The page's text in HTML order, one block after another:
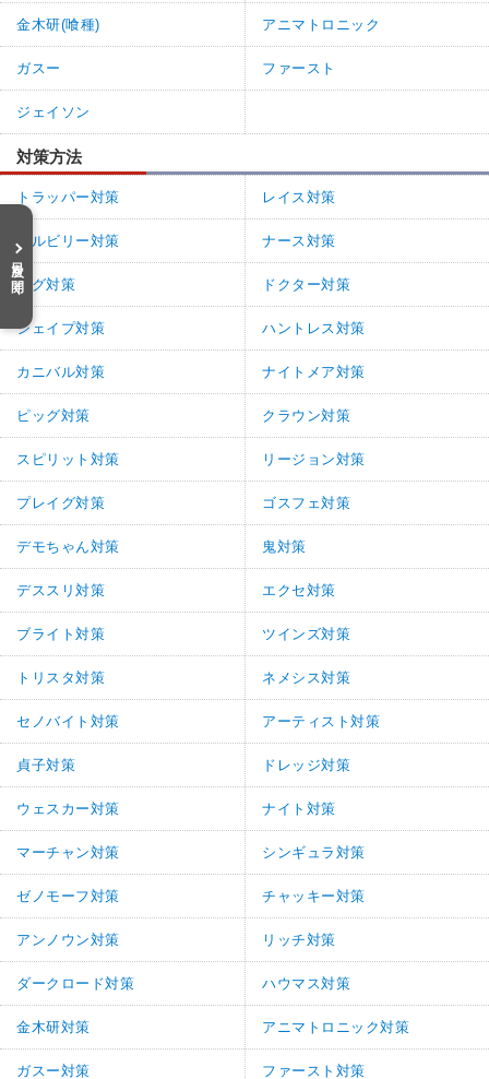
目次を開く
金木研(喰種) アニマトロニック
ガスー ファースト
ジェイソン
対策方法
トラッパー対策 レイス対策
ヒルビリー対策 ナース対策
ハグ対策 ドクター対策
シェイプ対策 ハントレス対策
カニバル対策 ナイトメア対策
ピッグ対策 クラウン対策
スピリット対策 リージョン対策
プレイグ対策 ゴスフェ対策
デモちゃん対策 鬼対策
デススリ対策 エクセ対策
ブライト対策 ツインズ対策
トリスタ対策 ネメシス対策
セノバイト対策 アーティスト対策
貞子対策 ドレッジ対策
ウェスカー対策 ナイト対策
マーチャン対策 シンギュラ対策
ゼノモーフ対策 チャッキー対策
アンノウン対策 リッチ対策
ダークロード対策 ハウマス対策
金木研対策 アニマトロニック対策
ガスー対策 ファースト対策